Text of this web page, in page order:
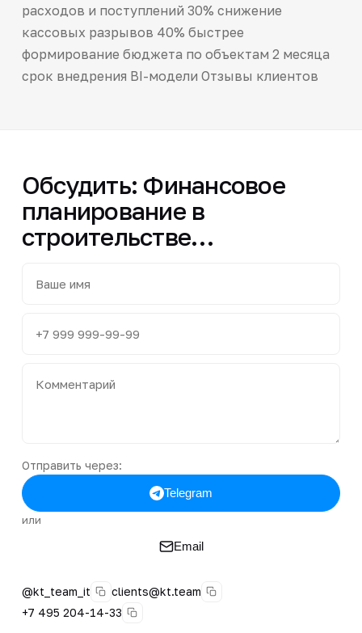
расходов и поступлений 30% снижение
кассовых разрывов 40% быстрее
формирование бюджета по объектам 2 месяца
срок внедрения BI-модели Отзывы клиентов
Обсудить: Финансовое
планирование в
строительстве…
Отправить через:
Telegram
или
Email
@kt_team_it
clients@kt.team
+7 495 204-14-33